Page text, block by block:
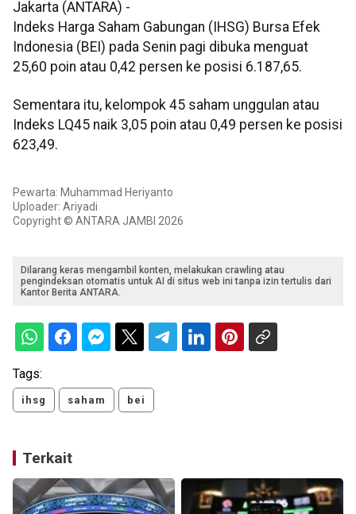
Jakarta (ANTARA) -
Indeks Harga Saham Gabungan (IHSG) Bursa Efek
Indonesia (BEI) pada Senin pagi dibuka menguat
25,60 poin atau 0,42 persen ke posisi 6.187,65.
Sementara itu, kelompok 45 saham unggulan atau
Indeks LQ45 naik 3,05 poin atau 0,49 persen ke posisi
623,49.
Pewarta: Muhammad Heriyanto
Uploader: Ariyadi
Copyright © ANTARA JAMBI 2026
Dilarang keras mengambil konten, melakukan crawling atau
pengindeksan otomatis untuk AI di situs web ini tanpa izin tertulis dari
Kantor Berita ANTARA.
Tags:
ihsg saham bei
Terkait